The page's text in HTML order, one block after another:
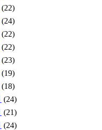
(22)
(24)
(22)
(22)
(23)
(19)
(18)
(24)
(21)
(24)